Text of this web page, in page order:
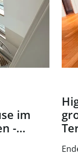
im
-